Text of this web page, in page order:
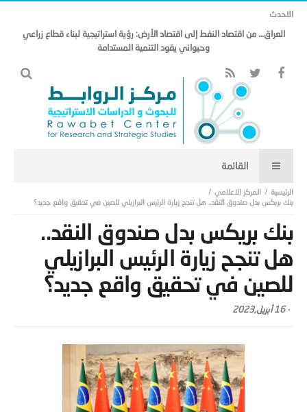
الاحدث
العراق… من اقتصاد النفط إلى اقتصاد الأرض: رؤية استراتيجية لبناء قطاع زراعي
وحيواني يقود التنمية المستدامة
المركز الاعلامي
بنك بريكس بدل صندوق النقد.. هل تنجح زيارة الرئيس البرازيلي للصين في تحقيق واقع جديد؟
بنك بريكس بدل صندوق النقد..
هل تنجح زيارة الرئيس البرازيلي
للصين في تحقيق واقع جديد؟
-16 أبريل,2023